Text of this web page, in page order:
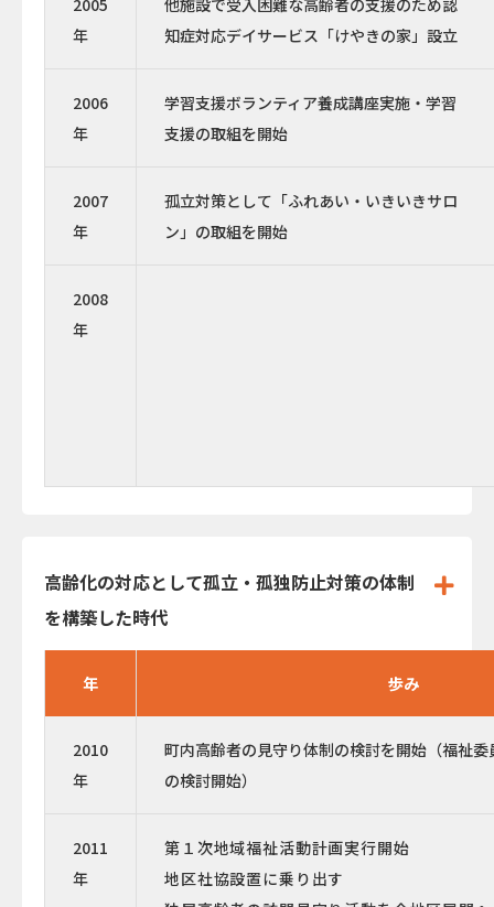
2005
年
他施設で受入困難な高齢者の支援のため認
知症対応デイサービス「けやきの家」設立
2006
年
学習支援ボランティア養成講座実施・学習
支援の取組を開始
2007
年
孤立対策として「ふれあい・いきいきサロ
ン」の取組を開始
2008
年
高齢化の対応として孤立・孤独防止対策の体制
を構築した時代
年 歩み
2010
年
町内高齢者の見守り体制の検討を開始（福祉
の検討開始）
2011
年
第１次地域福祉活動計画実行開始
地区社協設置に乗り出す